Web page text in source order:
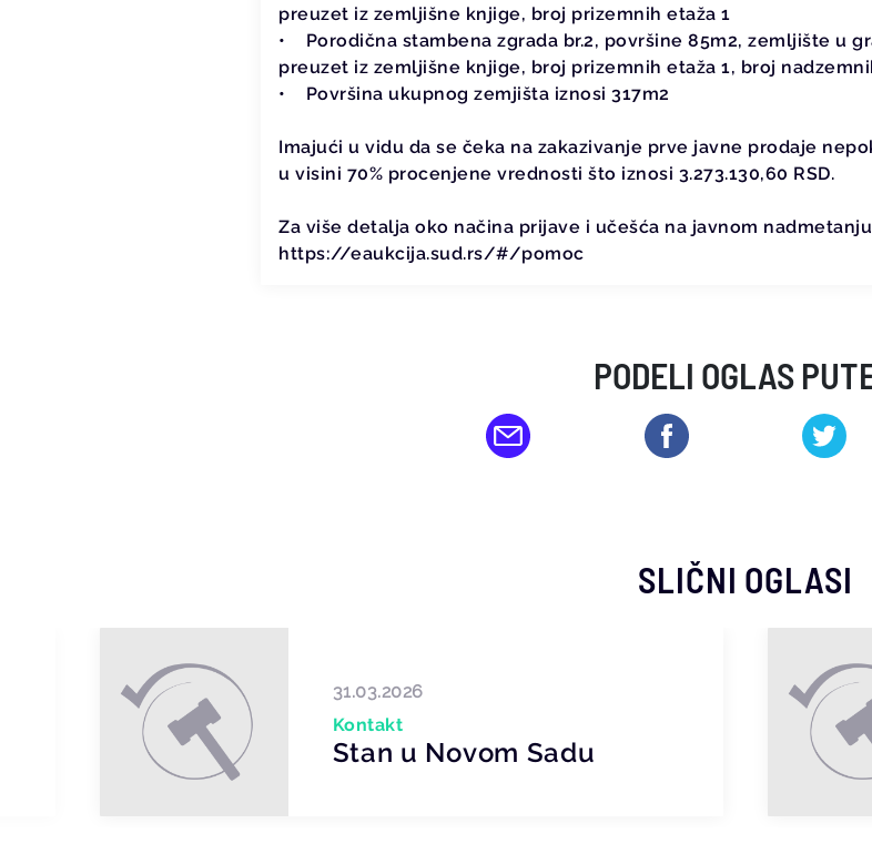
preuzet iz zemljišne knjige, broj prizemnih etaža 1
• Porodična stambena zgrada br.2, površine 85m2, zemljište u
preuzet iz zemljišne knjige, broj prizemnih etaža 1, broj
• Površina ukupnog zemjišta iznosi 317m2
Imajući u vidu da se čeka na zakazivanje prve javne prodaje
u visini 70% procenjene vrednosti što iznosi 3.273.130,60 RSD.
Za više detalja oko načina prijave i učešća na javnom
https://eaukcija.sud.rs/#/pomoc
PODELI OGLAS
SLIČNI OGLASI
31.03.2026
Kontakt
Stan u Novom Sadu